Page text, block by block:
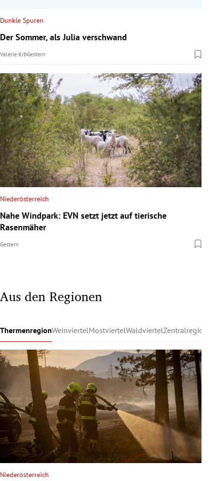
Dunkle Spuren
Der Sommer, als Julia verschwand
Valerie KrbGestern
Niederösterreich
Nahe Windpark: EVN setzt jetzt auf tierische
Rasenmäher
Gestern
Aus den Regionen
ThermenregionWeinviertelMostviertelWaldviertelZentralregion
Niederösterreich